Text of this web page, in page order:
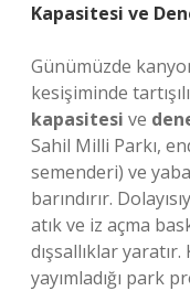
Kapasitesi ve
Günümüzde
kesişiminde
kapasitesi ve
Sahil Milli Parkı,
semenderi) ve
barındırır.
atık ve iz açma
dışsallıklar
yayımladığı park